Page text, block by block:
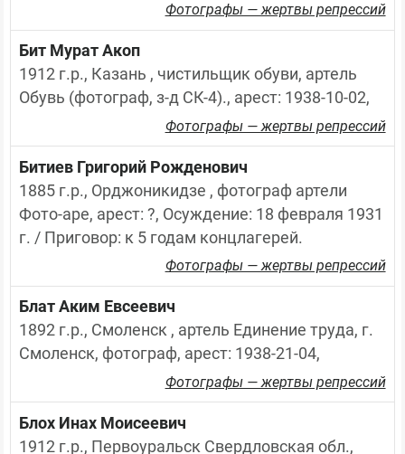
Фотографы — жертвы репрессий
Бит Мурат Акоп
1912 г.р., Казань , чистильщик обуви, артель
Обувь (фотограф, з-д СК-4)., арест: 1938-10-02,
Фотографы — жертвы репрессий
Битиев Григорий Рожденович
1885 г.р., Орджоникидзе , фотограф артели
Фото-аре, арест: ?, Осуждение: 18 февраля 1931
г. / Приговор: к 5 годам концлагерей.
Фотографы — жертвы репрессий
Блат Аким Евсеевич
1892 г.р., Смоленск , артель Единение труда, г.
Смоленск, фотограф, арест: 1938-21-04,
Фотографы — жертвы репрессий
Блох Инах Моисеевич
1912 г.р., Первоуральск Свердловская обл.,